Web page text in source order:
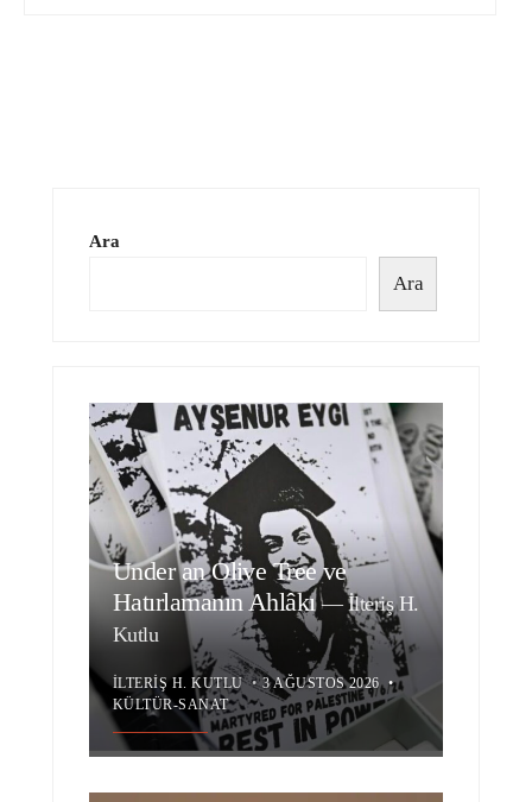
Ara
Ara
Under an Olive Tree ve
Hatırlamanın Ahlâkı— İlteriş H.
Kutlu
İLTERIŞ H. KUTLU • 3 AĞUSTOS 2026 •
KÜLTÜR-SANAT